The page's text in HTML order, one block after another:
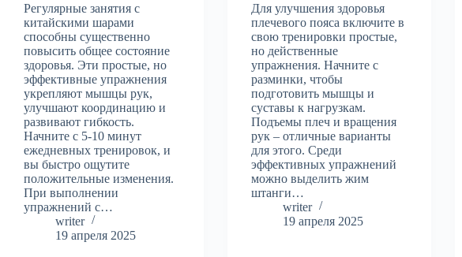
Регулярные занятия с
китайскими шарами
способны существенно
повысить общее состояние
здоровья. Эти простые, но
эффективные упражнения
укрепляют мышцы рук,
улучшают координацию и
развивают гибкость.
Начните с 5-10 минут
ежедневных тренировок, и
вы быстро ощутите
положительные изменения.
При выполнении
упражнений с…
writer
19 апреля 2025
Для улучшения здоровья
плечевого пояса включите в
свою тренировки простые,
но действенные
упражнения. Начните с
разминки, чтобы
подготовить мышцы и
суставы к нагрузкам.
Подъемы плеч и вращения
рук – отличные варианты
для этого. Среди
эффективных упражнений
можно выделить жим
штанги…
writer
19 апреля 2025